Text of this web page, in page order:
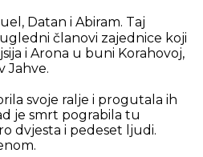
Datan i Abiram. Taj
članovi zajednice koji
i Arona u buni Korahovoj,
Jahve.
svoje ralje i progutala ih
je smrt pograbila tu
dvjesta i pedeset ljudi.